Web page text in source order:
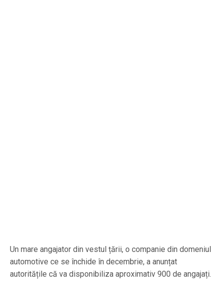
Un mare angajator din vestul țării, o companie din domeniul
automotive ce se închide în decembrie, a anunțat
autoritățile că va disponibiliza aproximativ 900 de angajați.